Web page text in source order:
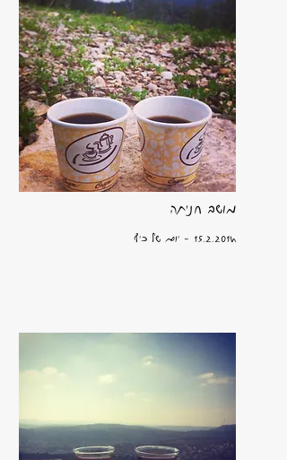
מושב חניתה
15.2.2014 - יום של כיף